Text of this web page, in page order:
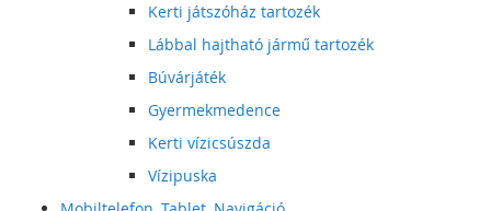
Kerti játszóház tartozék
Lábbal hajtható jármű tartozék
Búvárjáték
Gyermekmedence
Kerti vízicsúszda
Vízipuska